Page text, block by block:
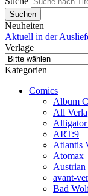
Neuheiten
Aktuell in der
Verlage
Kategorien
Comics
Album
All
Alligator
ART:9
Atlantis
Atomax
Austrian
avant-
Bad